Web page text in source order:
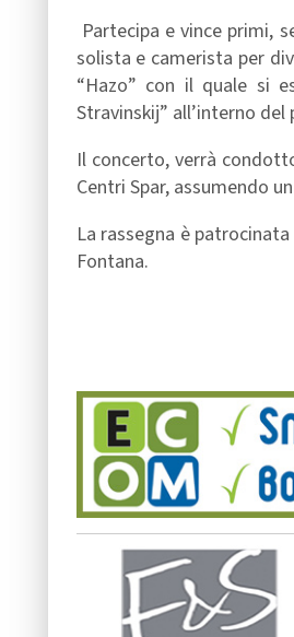
Partecipa e vince primi,
solista e camerista per
“Hazo” con il quale si
Stravinskij” all’interno
Il concerto, verrà
Centri Spar, assumendo
La rassegna è
Fontana.